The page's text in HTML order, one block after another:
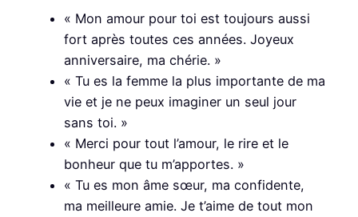
« Mon amour pour toi est toujours aussi
fort après toutes ces années. Joyeux
anniversaire, ma chérie. »
« Tu es la femme la plus importante de ma
vie et je ne peux imaginer un seul jour
sans toi. »
« Merci pour tout l’amour, le rire et le
bonheur que tu m’apportes. »
« Tu es mon âme sœur, ma confidente,
ma meilleure amie. Je t’aime de tout mon